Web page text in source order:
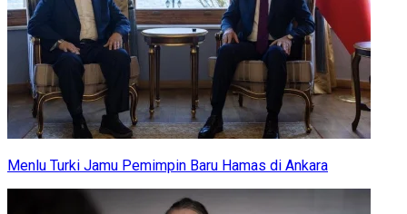
Menlu Turki Jamu Pemimpin Baru Hamas di Ankara